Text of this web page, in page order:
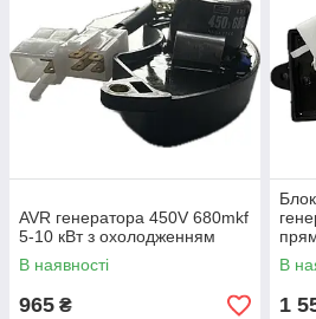
AVR генератора 450V 680mkf
5-10 кВт з охолодженням
В наявності
965 ₴
В
1